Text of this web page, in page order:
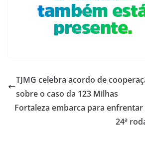
TJMG celebra acordo de
sobre o caso da 123 Milhas
Fortaleza embarca para enfrentar
24ª